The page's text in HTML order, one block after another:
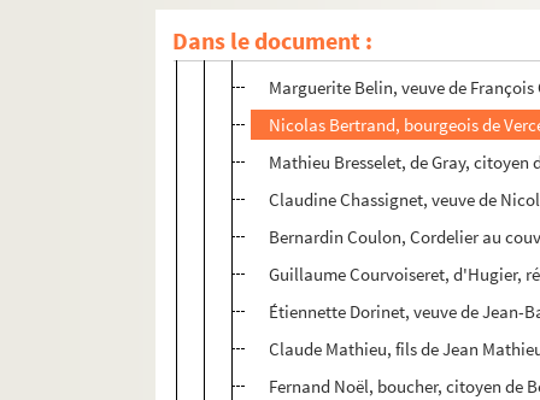
Dans le document :
Jeanne Montrivel, veuve de noble
Catherine Valle, en religion Sœur
Marguerite Belin, veuve de
Nicolas Bertrand, bourgeois de
Mathieu Bresselet, de Gray,
Claudine Chassignet, veuve de
Bernardin Coulon, Cordelier au
Guillaume Courvoiseret, d'Hugier,
Étiennette Dorinet, veuve de Jean-
Claude Mathieu, fils de Jean
Fernand Noël, boucher, citoyen de